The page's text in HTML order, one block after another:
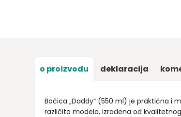
o proizvodu deklaracija
Bočica „Daddy“ (550 ml) je praktična i
različita modela, izrađena od